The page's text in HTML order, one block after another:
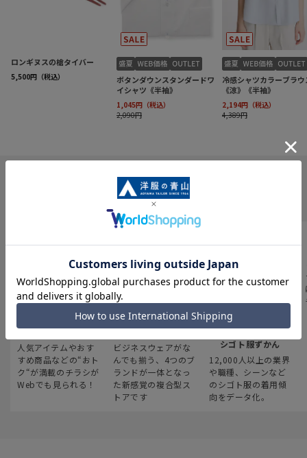
INFORMATION
最新のお買い得情報
人気アイテムやおす
すめ商品などの“おト
ク“が満載のチラシが
Webでも見られる！
スーツスクエア
ビジネスウェアがな
んでも揃う、4つのブ
ランドが一体となっ
た新感覚の複合型ス
トアです
みんなの
シゴト服ずかん
12,000人以上の業界
や職種、シーンなど
のシゴト服の着用傾
向をデータ化。